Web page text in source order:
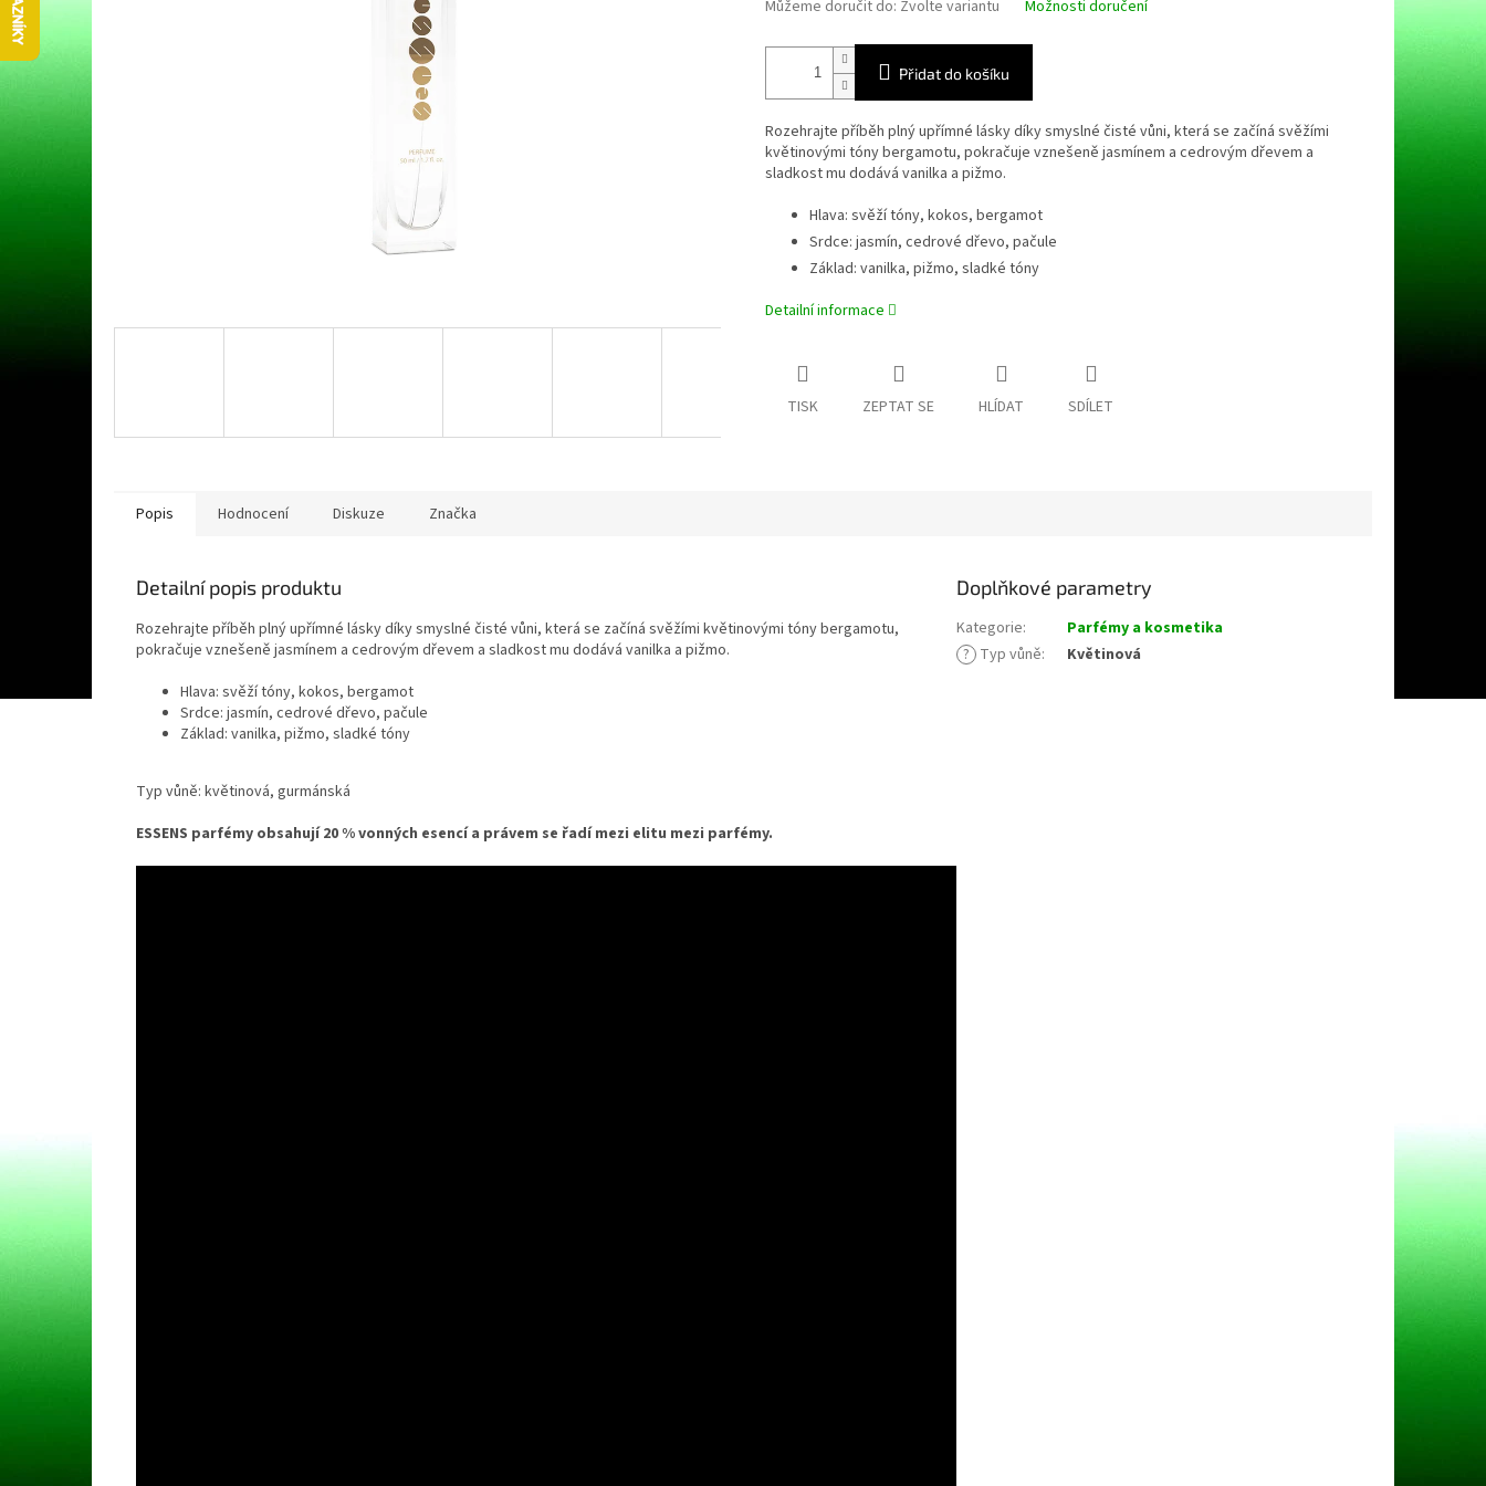
Můžeme doručit do: Zvolte variantu Možnosti doručení
Přidat do košíku
Rozehrajte příběh plný upřímné lásky díky smyslné čisté vůni, která se začíná svěžími
květinovými tóny bergamotu, pokračuje vznešeně jasmínem a cedrovým dřevem a
sladkost mu dodává vanilka a pižmo.
Hlava: svěží tóny, kokos, bergamot
Srdce: jasmín, cedrové dřevo, pačule
Základ: vanilka, pižmo, sladké tóny
Detailní informace
TISK ZEPTAT SE HLÍDAT SDÍLET
Popis Hodnocení Diskuze Značka
Detailní popis produktu
Rozehrajte příběh plný upřímné lásky díky smyslné čisté vůni, která se začíná svěžími květinovými tóny bergamotu,
pokračuje vznešeně jasmínem a cedrovým dřevem a sladkost mu dodává vanilka a pižmo.
Hlava: svěží tóny, kokos, bergamot
Srdce: jasmín, cedrové dřevo, pačule
Základ: vanilka, pižmo, sladké tóny
Typ vůně: květinová, gurmánská
ESSENS parfémy obsahují 20 % vonných esencí a právem se řadí mezi elitu mezi parfémy.
Doplňkové parametry
Kategorie:
Parfémy a kosmetika
? Typ vůně: Květinová